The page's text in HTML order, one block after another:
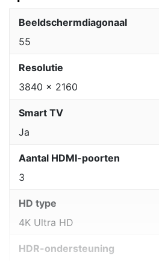
Beeldschermdiagonaal
55
Resolutie
3840 x 2160
Smart TV
Ja
Aantal HDMI-poorten
3
HD type
4K Ultra HD
HDR-ondersteuning